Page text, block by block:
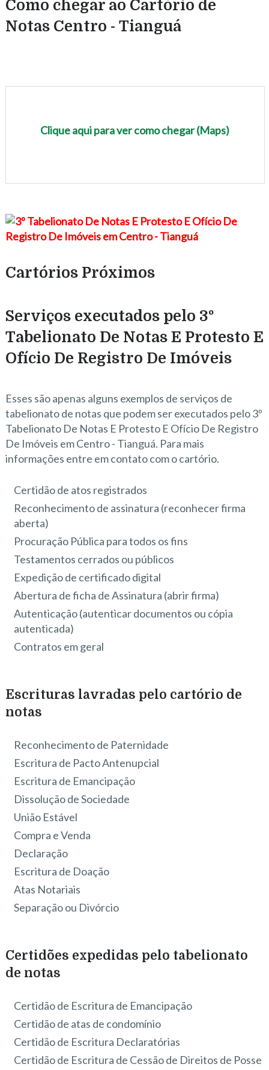
Como chegar ao Cartório de
Notas Centro - Tianguá
Clique aqui para ver como chegar (Maps)
Cartórios Próximos
Serviços executados pelo 3º
Tabelionato De Notas E Protesto E
Ofício De Registro De Imóveis
Esses são apenas alguns exemplos de serviços de
tabelionato de notas que podem ser executados pelo 3º
Tabelionato De Notas E Protesto E Ofício De Registro
De Imóveis em Centro - Tianguá. Para mais
informações entre em contato com o cartório.
Certidão de atos registrados
Reconhecimento de assinatura (reconhecer firma
aberta)
Procuração Pública para todos os fins
Testamentos cerrados ou públicos
Expedição de certificado digital
Abertura de ficha de Assinatura (abrir firma)
Autenticação (autenticar documentos ou cópia
autenticada)
Contratos em geral
Escrituras lavradas pelo cartório de
notas
Reconhecimento de Paternidade
Escritura de Pacto Antenupcial
Escritura de Emancipação
Dissolução de Sociedade
União Estável
Compra e Venda
Declaração
Escritura de Doação
Atas Notariais
Separação ou Divórcio
Certidões expedidas pelo tabelionato
de notas
Certidão de Escritura de Emancipação
Certidão de atas de condomínio
Certidão de Escritura Declaratórias
Certidão de Escritura de Cessão de Direitos de Posse